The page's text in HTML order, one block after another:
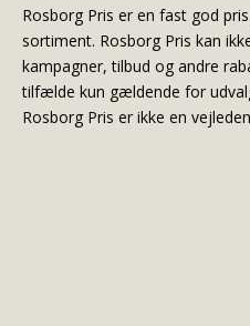
Rosborg Pris er en fast god
sortiment. Rosborg Pris kan
kampagner, tilbud og andre
tilfælde kun gældende for
Rosborg Pris er ikke en